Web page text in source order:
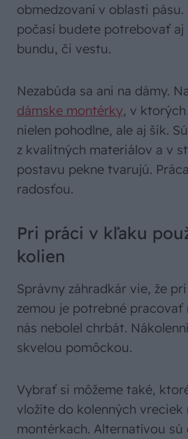
obmedzovaní v oblasti pásu.
počasí budete potrebovať aj
bundu, či vestu.
Nezabúda sa ani na dámy.
dámske montérky, v
nielen pohodlne, ale aj šik.
z kvalitných materiálov a v
postavu pekne tvarujú.
radosťou.
Pri práci v kľaku
kolien
Správny záhradkár vie, že
zemou je potrebné pracovať
nás nebolel chrbát.
skvelou pomôckou.
Vybrať si môžeme také,
vložíte do kolenných vreciek
montérkach. Alternatívou sú